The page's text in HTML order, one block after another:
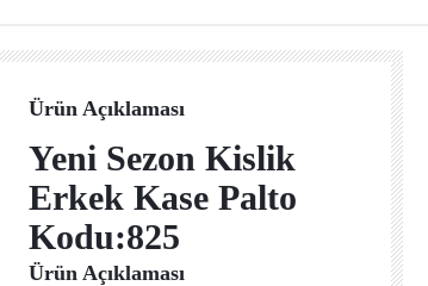
Ürün Açıklaması
Yeni Sezon Kislik
Erkek Kase Palto
Kodu:825
Ürün Açıklaması